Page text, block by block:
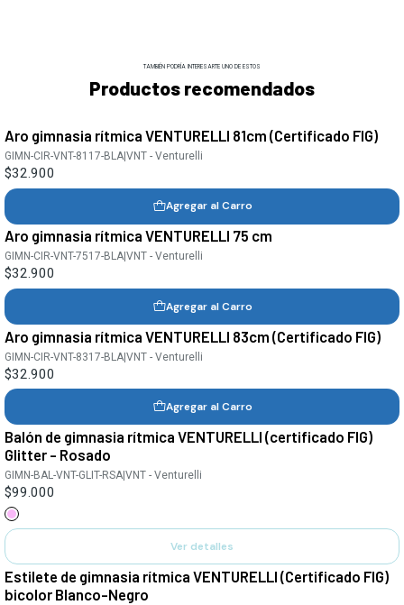
TAMBIÉN PODRÍA INTERESARTE UNO DE ESTOS
Productos recomendados
Aro gimnasia rítmica VENTURELLI 81cm (Certificado FIG)
GIMN-CIR-VNT-8117-BLA |VNT - Venturelli
$32.900
Agregar al Carro
Aro gimnasia rítmica VENTURELLI 75 cm
GIMN-CIR-VNT-7517-BLA |VNT - Venturelli
$32.900
Agregar al Carro
Aro gimnasia rítmica VENTURELLI 83cm (Certificado FIG)
GIMN-CIR-VNT-8317-BLA|VNT - Venturelli
$32.900
Agregar al Carro
Agotado
Balón de gimnasia rítmica VENTURELLI (certificado FIG)
Glitter - Rosado
GIMN-BAL-VNT-GLIT-RSA |VNT - Venturelli
$99.000
Ver detalles
Estilete de gimnasia rítmica VENTURELLI (Certificado FIG)
bicolor Blanco-Negro